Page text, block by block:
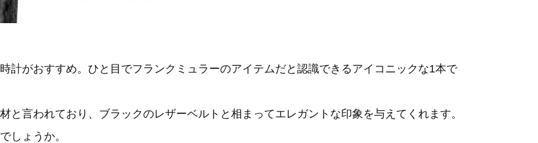
計がおすすめ。ひと目でフランクミュラーのアイテムだと認識できるアイコニックな1本で
と言われており、ブラックのレザーベルトと相まってエレガントな印象を与えてくれます。
しょうか。